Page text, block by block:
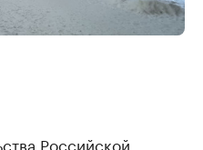
Российской